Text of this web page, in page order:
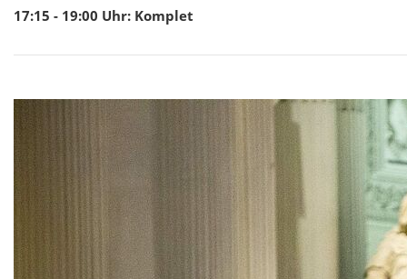
17:15 - 19:00 Uhr: Komplet